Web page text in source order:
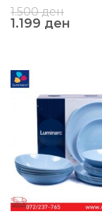
1.500ден
1.199 ден
-25%